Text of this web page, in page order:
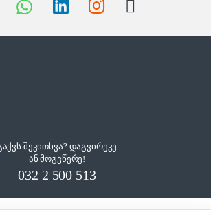
შეკითხვა? დაგვირეკე
ან მოგვწერე!
032 2 500 513